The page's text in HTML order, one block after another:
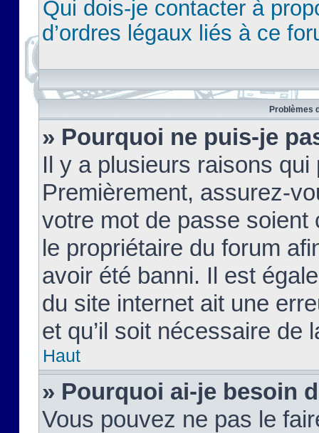
Qui dois-je contacter à
d’ordres légaux liés à ce
Problèmes
» Pourquoi ne puis-je
Il y a plusieurs raisons
Premièrement, assurez-
votre mot de passe soient
le propriétaire du forum
avoir été banni. Il est
du site internet ait une
et qu’il soit nécessaire de
Haut
» Pourquoi ai-je besoin
Vous pouvez ne pas le